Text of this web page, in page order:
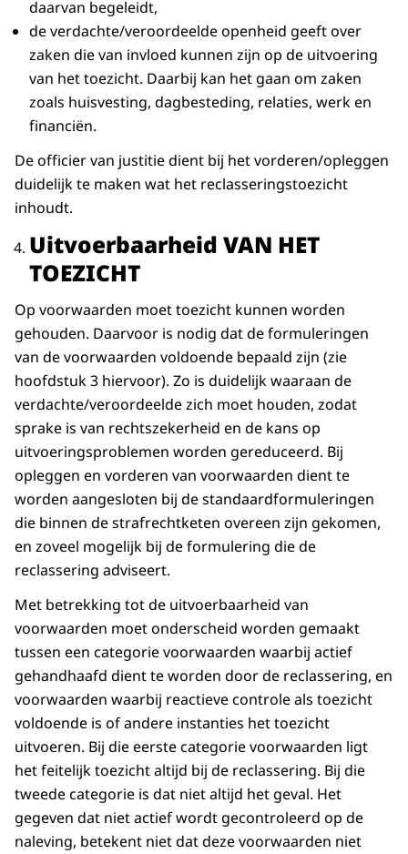
daarvan begeleidt,
de verdachte/veroordeelde openheid geeft over
zaken die van invloed kunnen zijn op de uitvoering
van het toezicht. Daarbij kan het gaan om zaken
zoals huisvesting, dagbesteding, relaties, werk en
financiën.
De officier van justitie dient bij het vorderen/opleggen
duidelijk te maken wat het reclasseringstoezicht
inhoudt.
Uitvoerbaarheid VAN HET
TOEZICHT
Op voorwaarden moet toezicht kunnen worden
gehouden. Daarvoor is nodig dat de formuleringen
van de voorwaarden voldoende bepaald zijn (zie
hoofdstuk 3 hiervoor). Zo is duidelijk waaraan de
verdachte/veroordeelde zich moet houden, zodat
sprake is van rechtszekerheid en de kans op
uitvoeringsproblemen worden gereduceerd. Bij
opleggen en vorderen van voorwaarden dient te
worden aangesloten bij de standaardformuleringen
die binnen de strafrechtketen overeen zijn gekomen,
en zoveel mogelijk bij de formulering die de
reclassering adviseert.
Met betrekking tot de uitvoerbaarheid van
voorwaarden moet onderscheid worden gemaakt
tussen een categorie voorwaarden waarbij actief
gehandhaafd dient te worden door de reclassering, en
voorwaarden waarbij reactieve controle als toezicht
voldoende is of andere instanties het toezicht
uitvoeren. Bij die eerste categorie voorwaarden ligt
het feitelijk toezicht altijd bij de reclassering. Bij die
tweede categorie is dat niet altijd het geval. Het
gegeven dat niet actief wordt gecontroleerd op de
naleving, betekent niet dat deze voorwaarden niet